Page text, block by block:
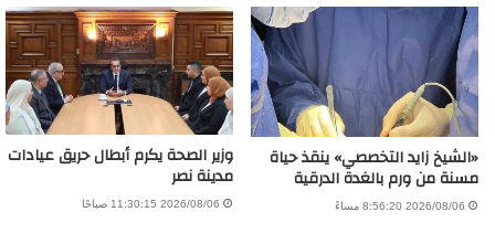
«الشيخ زايد التخصصي» ينقذ حياة
مسنة من ورم بالغدة الدرقية
2026/08/06 8:56:20 مساءً
وزير الصحة يكرم أبطال حريق عيادات
مدينة نصر
2026/08/06 11:30:15 صباحًا